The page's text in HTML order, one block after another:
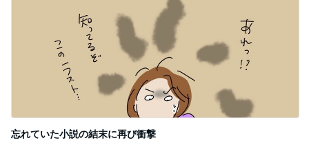
忘れていた小説の結末に再び衝撃